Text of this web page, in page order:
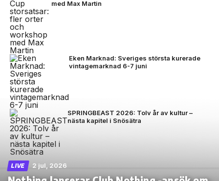
med Max Martin
Eken Marknad: Sveriges största kurerade
vintagemarknad 6-7 juni
SPRINGBEAST 2026: Tolv år av kultur –
nästa kapitel i Snösätra
LIVE 2 jul, 2026